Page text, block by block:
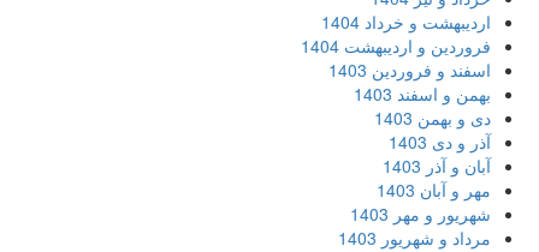
اردیبهشت و خرداد 1404
فروردین و اردیبهشت 1404
اسفند و فروردین 1403
بهمن و اسفند 1403
دی و بهمن 1403
آذر و دی 1403
آبان و آذر 1403
مهر و آبان 1403
شهریور و مهر 1403
مرداد و شهریور 1403